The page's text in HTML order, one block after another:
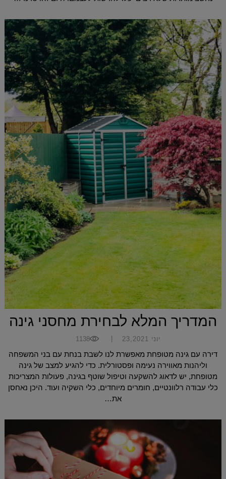
המדריך המלא לבחירת מחסני גינה
יוני 23,2021 |
1138
דירה עם גינה מטופחת מאפשרת לנו לשבת בנחת עם בני המשפחה
וליהנות מאווירה נעימה ופסטורלית. כדי להגיע למצב של גינה
מטופחת, יש לדאוג להשקעה וטיפול שוטף בגינה, פעולות המצריכות
כלי עבודה רלוונטיים, חומרים מיוחדים, כלי השקיה ועוד. היכן נאחסן
את…